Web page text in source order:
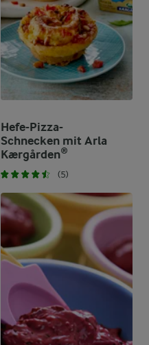
Hefe-Pizza-
Schnecken mit Arla
Kærgården®
(5)